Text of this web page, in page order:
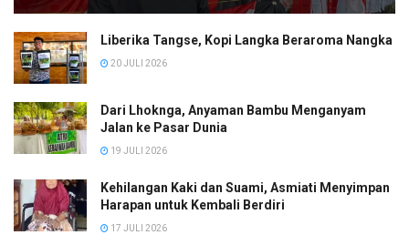
Liberika Tangse, Kopi Langka Beraroma Nangka
20 JULI 2026
Dari Lhoknga, Anyaman Bambu Menganyam
Jalan ke Pasar Dunia
19 JULI 2026
Kehilangan Kaki dan Suami, Asmiati Menyimpan
Harapan untuk Kembali Berdiri
17 JULI 2026